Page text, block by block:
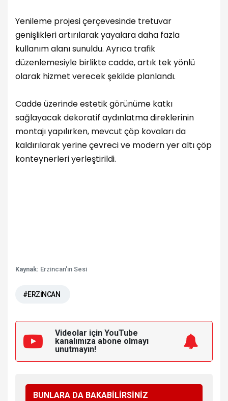
Yenileme projesi çerçevesinde tretuvar
genişlikleri artırılarak yayalara daha fazla
kullanım alanı sunuldu. Ayrıca trafik
düzenlemesiyle birlikte cadde, artık tek yönlü
olarak hizmet verecek şekilde planlandı.
Cadde üzerinde estetik görünüme katkı
sağlayacak dekoratif aydınlatma direklerinin
montajı yapılırken, mevcut çöp kovaları da
kaldırılarak yerine çevreci ve modern yer altı çöp
konteynerleri yerleştirildi.
Kaynak: Erzincan'ın Sesi
#ERZİNCAN
Videolar için YouTube
kanalımıza abone olmayı
unutmayın!
BUNLARA DA BAKABİLİRSİNİZ